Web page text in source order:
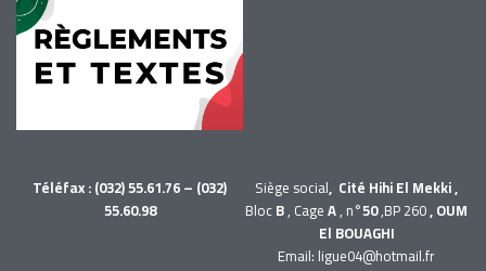
Siège social, Cité Hihi El Mekki ,
BlocB, CageA, n°50,BP 260, OUM
El BOUAGHI
Téléfax : (032) 55.61.76 – (032)
55.60.98
Email: ligue04@hotmail.fr